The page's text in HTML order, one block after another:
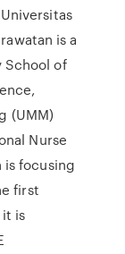
is a
School of
(UMM)
Nurse
is focusing
first
is